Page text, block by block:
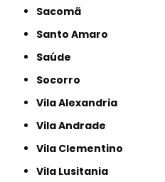
Sacomã
Santo Amaro
Saúde
Socorro
Vila Alexandria
Vila Andrade
Vila Clementino
Vila Lusitania